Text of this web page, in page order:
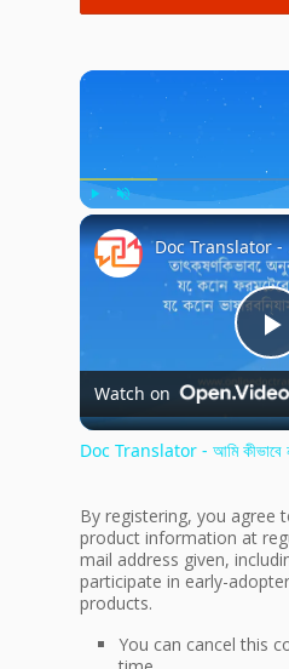
Play Unmute
Doc
Watch on
Doc Translator - আমি কীভাবে
By registering, you agree
product information at
mail address given,
participate in early-
products.
You can cancel this